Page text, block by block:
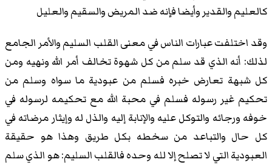
كالعليم والقدير وأيضا فإنه ضد المريض والسقيم والعليل
وقد اختلفت عبارات الناس في معنى القلب السليم والأمر الجامع
لذلك: أنه الذي قد سلم من كل شهوة تخالف أمر الله ونهيه ومن
كل شبهة تعارض خبره فسلم من عبودية ما سواه وسلم من
تحكيم غير رسوله فسلم في محبة الله مع تحكيمه لرسوله في
خوفه ورجائه والتوكل عليه والإنابة إليه والذل له وإيثار مرضاته في
كل حال والتباعد من سخطه بكل طريق وهذا هو حقيقة
العبودية التي لا تصلح إلا لله وحده فالقلب السليم: هو الذي سلم